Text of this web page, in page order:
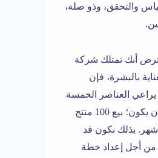
والتحقق، وذو صلة،
أنك تمتلك شركة
بالبشرة، فإن
العناصر الخمسة
لتحديد الأهداف يمكن أن يكون؛ بيع 100 منتج
بذلك نكون قد
من أجل إعداد خطة